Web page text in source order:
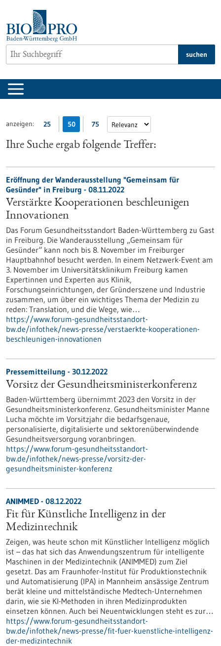
springen
suchen
anzeigen: 25 50 75
Ihre Suche ergab folgende Treffer:
Eröffnung der Wanderausstellung "Gemeinsam für
Gesünder" in Freiburg - 08.11.2022
Verstärkte Kooperationen beschleunigen
Innovationen
Das Forum Gesundheitsstandort Baden-Württemberg zu Gast
in Freiburg. Die Wanderausstellung „Gemeinsam für
Gesünder“ kann noch bis 8. November im Freiburger
Hauptbahnhof besucht werden. In einem Netzwerk-Event am
3. November im Universitätsklinikum Freiburg kamen
Expertinnen und Experten aus Klinik,
Forschungseinrichtungen, der Gründerszene und Industrie
zusammen, um über ein wichtiges Thema der Medizin zu
reden: Translation, und die Wege, wie…
https://www.forum-gesundheitsstandort-
bw.de/infothek/news-presse/verstaerkte-kooperationen-
beschleunigen-innovationen
Pressemitteilung - 30.12.2022
Vorsitz der Gesundheitsminister­konferenz
Baden-Württemberg übernimmt 2023 den Vorsitz in der
Gesundheitsministerkonferenz. Gesundheitsminister Manne
Lucha möchte im Vorsitzjahr die bedarfsgenaue,
personalisierte, digitalisierte und sektorenüberwindende
Gesundheitsversorgung voranbringen.
https://www.forum-gesundheitsstandort-
bw.de/infothek/news-presse/vorsitz-der-
gesundheitsminister-konferenz
ANIMMED - 08.12.2022
Fit für Künstliche Intelligenz in der
Medizintechnik
Zeigen, was heute schon mit Künstlicher Intelligenz möglich
ist – das hat sich das Anwendungszentrum für intelligente
Maschinen in der Medizintechnik (ANIMMED) zum Ziel
gesetzt. Das am Fraunhofer-Institut für Produktionstechnik
und Automatisierung (IPA) in Mannheim ansässige Zentrum
berät kleine und mittelständische Medtech-Unternehmen
darin, wie sie KI-Methoden in ihren Medizinprodukten
einsetzen können. Auch bei Neuentwicklungen steht es zur…
https://www.forum-gesundheitsstandort-
bw.de/infothek/news-presse/fit-fuer-kuenstliche-intelligenz-
der-medizintechnik